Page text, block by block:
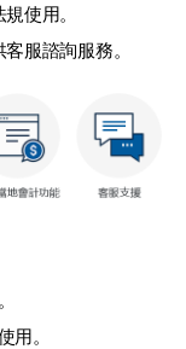
使用。
服諮詢服務。
用。